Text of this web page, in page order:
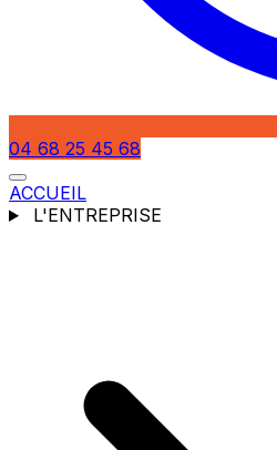
04 68 25 45 68
ACCUEIL
L'ENTREPRISE